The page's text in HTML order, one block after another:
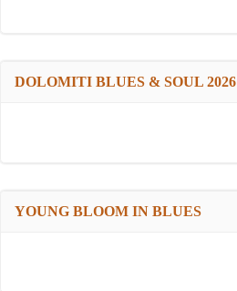
DOLOMITI BLUES & SOUL 2026
YOUNG BLOOM IN BLUES